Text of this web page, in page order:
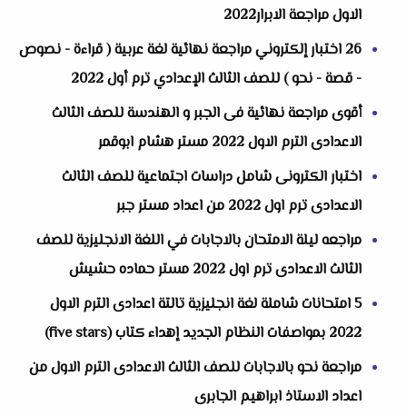
الاول مراجعة الابرار2022
26 اختبار إلكتروني مراجعة نهائية لغة عربية ( قراءة - نصوص
- قصة - نحو ) للصف الثالث الإعدادي ترم أول 2022
أقوى مراجعة نهائية فى الجبر و الهندسة للصف الثالث
الاعدادى الترم الاول 2022 مستر هشام ابوقمر
اختبار الكترونى شامل دراسات اجتماعية للصف الثالث
الاعدادى ترم اول 2022 من اعداد مستر جبر
مراجعه ليلة الامتحان بالاجابات في اللغة الانجليزية للصف
الثالث الاعدادى ترم اول 2022 مستر حماده حشيش
5 امتحانات شاملة لغة انجليزية تالتة اعدادى الترم الاول
2022 بمواصفات النظام الجديد إهداء كتاب (five stars)
مراجعة نحو بالاجابات للصف الثالث الاعدادى الترم الاول من
اعداد الاستاذ ابراهيم الجابرى